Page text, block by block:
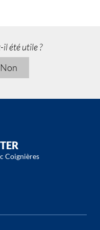
été utile ?
Non
Coignières